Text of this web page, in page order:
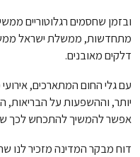
ובזמן שחסמים רגלוטוריים
מתחדשות, ממשלת ישראל
דלקים מאובנים.
עם גלי החום המתארכים, אירועי
יותר, וההשפעות על הבריאות,
אפשר להמשיך להתכחש לכך
דוח מבקר המדינה מזכיר לנו